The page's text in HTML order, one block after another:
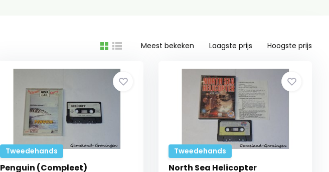
Meest bekeken Laagste prijs Hoogste prijs
Tweedehands
Penguin (Compleet)
Tweedehands
North Sea Helicopter